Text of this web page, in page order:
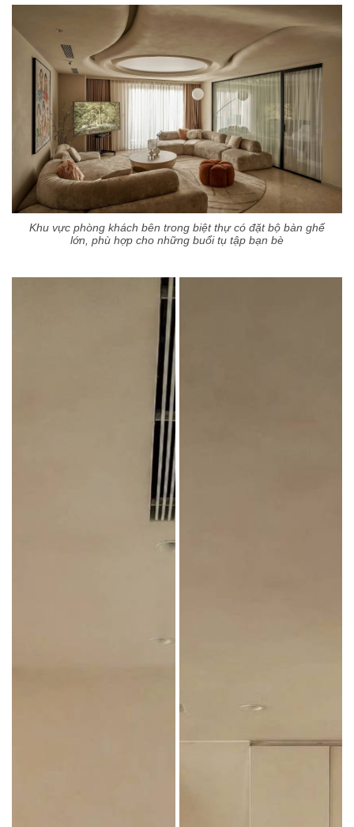
Khu vực phòng khách bên trong biệt thự có đặt bộ bàn ghế
lớn, phù hợp cho những buổi tụ tập bạn bè